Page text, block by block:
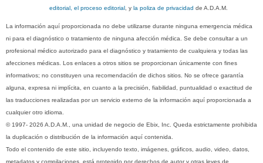
editorial, el proceso editorial, yla poliza de privacidad de A.D.A.M.
La información aquí proporcionada no debe utilizarse durante ninguna emergencia médica
ni para el diagnóstico o tratamiento de ninguna afección médica. Se debe consultar a un
profesional médico autorizado para el diagnóstico y tratamiento de cualquiera y todas las
afecciones médicas. Los enlaces a otros sitios se proporcionan únicamente con fines
informativos; no constituyen una recomendación de dichos sitios. No se ofrece garantía
alguna, expresa ni implícita, en cuanto a la precisión, fiabilidad, puntualidad o exactitud de
las traducciones realizadas por un servicio externo de la información aquí proporcionada a
cualquier otro idioma.
© 1997- 2026 A.D.A.M., una unidad de negocio de Ebix, Inc. Queda estrictamente prohibida
la duplicación o distribución de la información aquí contenida.
Todo el contenido de este sitio, incluyendo texto, imágenes, gráficos, audio, video, datos,
metadatos y compilaciones, está protegido por derechos de autor y otras leyes de